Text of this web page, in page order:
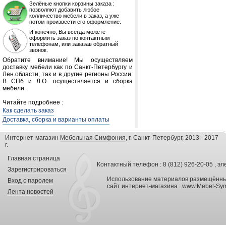
Зелёные кнопки корзины заказа :
позволяют добавить любое
колличество мебели в заказ, а уже
потом произвести его оформление.
И конечно, Вы всегда можете
оформить заказ по контактным
телефонам, или заказав обратный
звонок.
Обратите внимание! Мы осуществляем
доставку мебели как по Санкт-Петербургу и
Лен.области, так и в другие регионы России.
В СПб и Л.О. осуществляется и сборка
мебели.
Читайте подробнее :
Как сделать заказ
Доставка, сборка и варианты оплаты
Интернет-магазин Мебельная Симфония, г. Санкт-Петербург, 2013 - 2017
г.
Главная страница
Зарегистрироваться
Вход с паролем
Лента новостей
Контактный телефон : 8 (812) 926-20-05 ,
Использование материалов
сайт интернет-магазина : www.Mebel-